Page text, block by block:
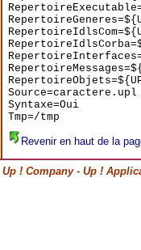
Source=caractere.upl
Syntaxe=Oui
Tmp=/tmp
Revenir en haut de la
Up ! Company- Up !